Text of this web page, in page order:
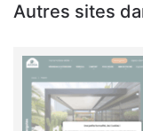
Autres sites